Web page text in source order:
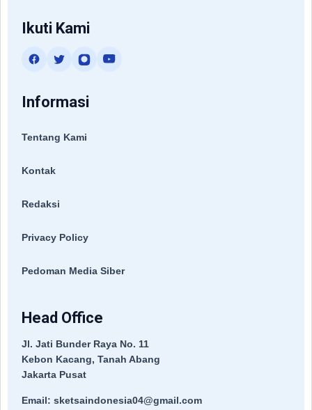
Ikuti Kami
Informasi
Tentang Kami
Kontak
Redaksi
Privacy Policy
Pedoman Media Siber
Head Office
Jl. Jati Bunder Raya No. 11
Kebon Kacang, Tanah Abang
Jakarta Pusat
Email: sketsaindonesia04@gmail.com